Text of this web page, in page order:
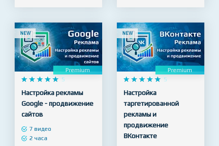
NEW
Premium
    
     5
Google - продвижение
сайтов
NEW
    
     5
Настройка
таргетированной